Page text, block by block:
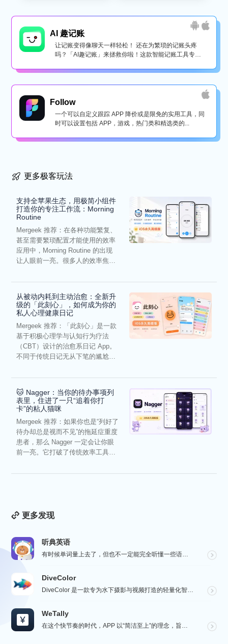
AI 趣记账
让记账变得像聊天一样轻松！ 还在为繁琐的记账头疼
吗？「AI趣记账」来拯救你啦！这款智能记账工具专为
Follow
一个可以自定义跟踪 APP 降价或是限免的实用工具，同
时可以设置包括 APP，游戏，热门类和精选类的...
更多极客玩法
支持全苹果生态，用极简小组件
打造你的专注工作流：Morning
Routine
Mergeek 推荐：在各种功能繁复、
甚至需要繁琐配置才能使用的效率
应用中，Morning Routine 的出现
让人眼前一亮。很多人的效率焦
从被动内耗到主动治愈：全新升
级的「此刻心」，如何成为你的
私人心理健康日记
Mergeek 推荐：「此刻心」是一款
基于积极心理学与认知行为疗法
（CBT）设计的治愈系日记 App。
不同于传统日记无从下笔的尴尬，
🐱 Nagger：当你的待办事项列
表里，住进了一只“追着你打
卡”的粘人猫咪
Mergeek 推荐：如果你也是“列好了
待办却总是视而不见”的拖延症重度
患者，那么 Nagger 一定会让你眼
前一亮。它打破了传统效率工具冰
更多发现
听典英语
有时候单词量上去了，但也不一定能完全听懂一些语速较快的对话，这个时候就要花些时间在“听”这一个点上了...
DiveColor
DiveColor 是一款专为水下摄影与视频打造的轻量化智能色彩修复工具，APP支持批量编辑，无需联...
WeTally
在这个快节奏的时代，APP 以“简洁至上”的理念，旨在为用户提供一个精致而实用的财务管理工具，在瞬息...